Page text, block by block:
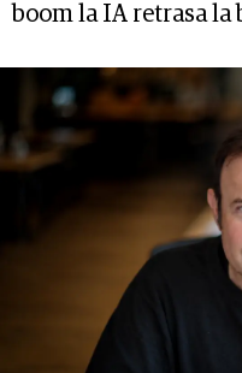
boom la IA retrasa la